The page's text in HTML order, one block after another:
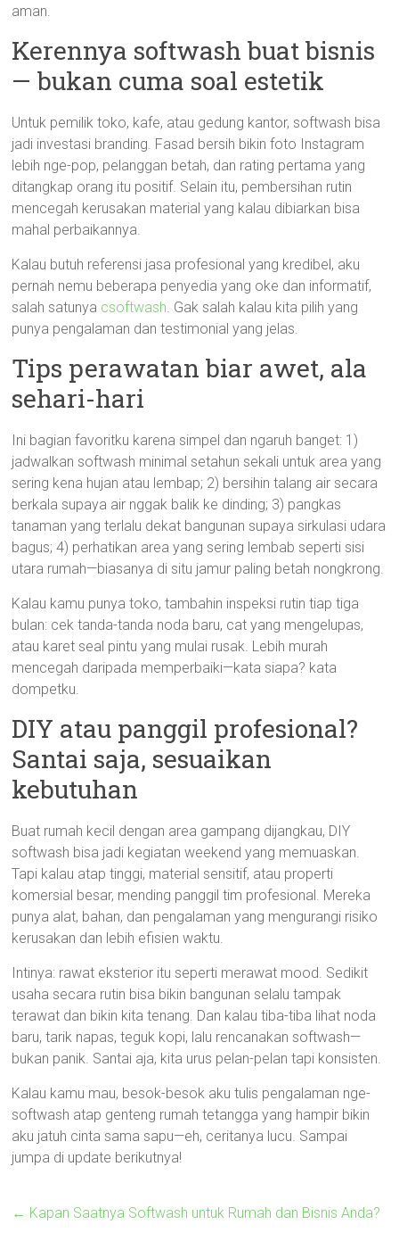
aman.
Kerennya softwash buat bisnis
— bukan cuma soal estetik
Untuk pemilik toko, kafe, atau gedung kantor, softwash bisa
jadi investasi branding. Fasad bersih bikin foto Instagram
lebih nge-pop, pelanggan betah, dan rating pertama yang
ditangkap orang itu positif. Selain itu, pembersihan rutin
mencegah kerusakan material yang kalau dibiarkan bisa
mahal perbaikannya.
Kalau butuh referensi jasa profesional yang kredibel, aku
pernah nemu beberapa penyedia yang oke dan informatif,
salah satunya csoftwash. Gak salah kalau kita pilih yang
punya pengalaman dan testimonial yang jelas.
Tips perawatan biar awet, ala
sehari-hari
Ini bagian favoritku karena simpel dan ngaruh banget: 1)
jadwalkan softwash minimal setahun sekali untuk area yang
sering kena hujan atau lembap; 2) bersihin talang air secara
berkala supaya air nggak balik ke dinding; 3) pangkas
tanaman yang terlalu dekat bangunan supaya sirkulasi udara
bagus; 4) perhatikan area yang sering lembab seperti sisi
utara rumah—biasanya di situ jamur paling betah nongkrong.
Kalau kamu punya toko, tambahin inspeksi rutin tiap tiga
bulan: cek tanda-tanda noda baru, cat yang mengelupas,
atau karet seal pintu yang mulai rusak. Lebih murah
mencegah daripada memperbaiki—kata siapa? kata
dompetku.
DIY atau panggil profesional?
Santai saja, sesuaikan
kebutuhan
Buat rumah kecil dengan area gampang dijangkau, DIY
softwash bisa jadi kegiatan weekend yang memuaskan.
Tapi kalau atap tinggi, material sensitif, atau properti
komersial besar, mending panggil tim profesional. Mereka
punya alat, bahan, dan pengalaman yang mengurangi risiko
kerusakan dan lebih efisien waktu.
Intinya: rawat eksterior itu seperti merawat mood. Sedikit
usaha secara rutin bisa bikin bangunan selalu tampak
terawat dan bikin kita tenang. Dan kalau tiba-tiba lihat noda
baru, tarik napas, teguk kopi, lalu rencanakan softwash—
bukan panik. Santai aja, kita urus pelan-pelan tapi konsisten.
Kalau kamu mau, besok-besok aku tulis pengalaman nge-
softwash atap genteng rumah tetangga yang hampir bikin
aku jatuh cinta sama sapu—eh, ceritanya lucu. Sampai
jumpa di update berikutnya!
← Kapan Saatnya Softwash untuk Rumah dan Bisnis Anda?